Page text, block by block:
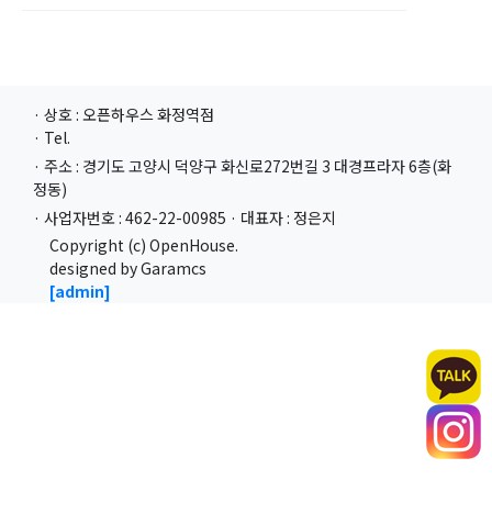
· 상호 : 오픈하우스 화정역점
· Tel.
· 주소 : 경기도 고양시 덕양구 화신로272번길 3 대경프라자 6층(화
정동)
· 사업자번호 : 462-22-00985 · 대표자 : 정은지
Copyright (c) OpenHouse.
designed by Garamcs
[admin]